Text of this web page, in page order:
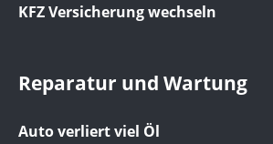
KFZ Versicherung wechseln
Reparatur und Wartung
Auto verliert viel Öl